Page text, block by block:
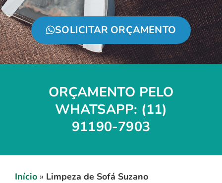
SOLICITAR ORÇAMENTO
ORÇAMENTO PELO
WHATSAPP: (11)
91190-7903
Início » Limpeza de Sofá Suzano